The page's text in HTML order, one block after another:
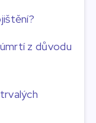
z důvodu